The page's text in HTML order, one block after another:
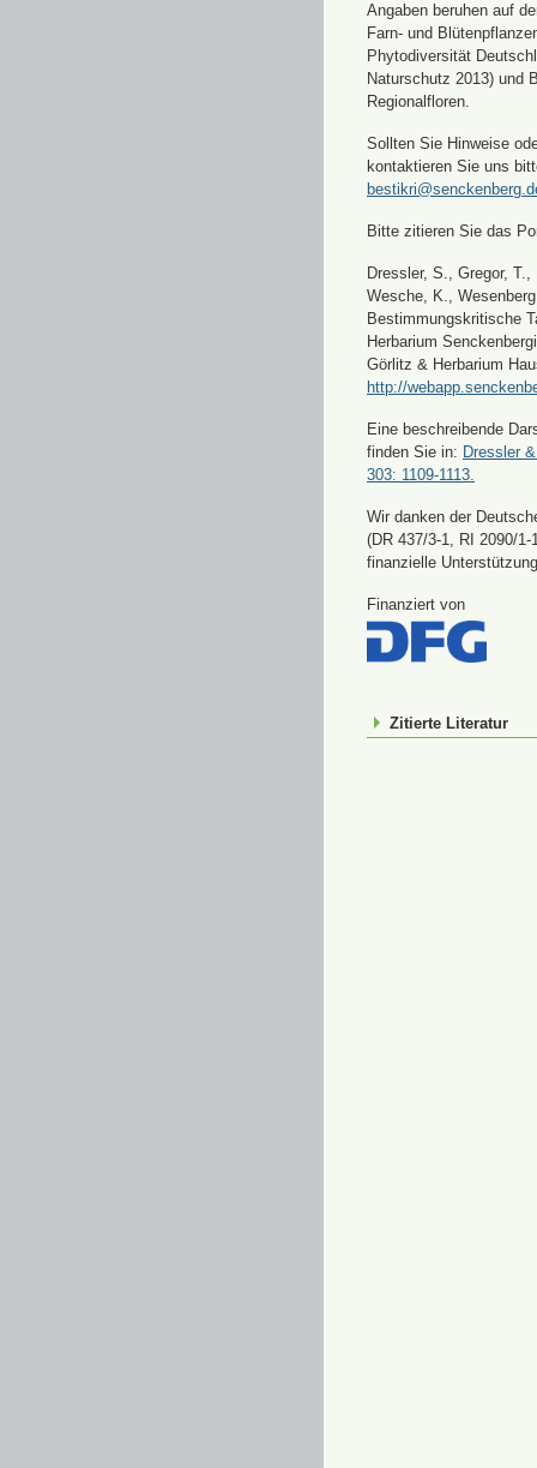
Angaben beruhen auf
Farn- und
Phytodiversität
Naturschutz 2013) und
Regionalfloren.
Sollten Sie Hinweise
kontaktieren Sie uns
Bitte zitieren Sie das
Dressler, S., Gregor,
Wesche, K.,
Bestimmungskritische
Herbarium
Görlitz & Herbarium
http://
Eine beschreibende
finden Sie in: Dressler
303: 1109-1113.
Wir danken der
(DR 437/3-1, RI 2090/
finanzielle
Finanziert von
Zitierte Literatur